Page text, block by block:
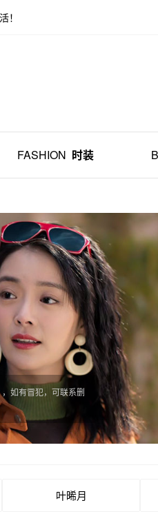
！
FASHION 时装
如有冒犯，可联系删
叶晞月